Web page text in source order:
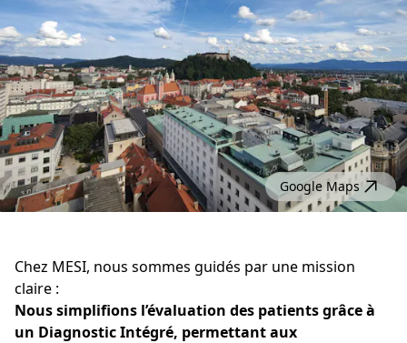
Google Maps
Chez MESI, nous sommes guidés par une mission
claire :
Nous simplifions l’évaluation des patients grâce à
un Diagnostic Intégré, permettant aux